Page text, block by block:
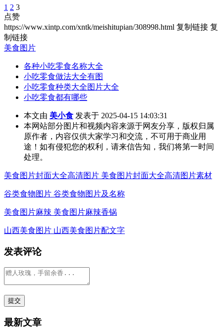
1 2 3
点赞
https://www.xintp.com/xntk/meishitupian/308998.html 复制链接 复
制链接
美食图片
各种小吃零食名称大全
小吃零食做法大全有图
小吃零食种类大全图片大全
小吃零食都有哪些
本文由 美小食 发表于 2025-04-15 14:03:31
本网站部分图片和视频内容来源于网友分享，版权归属
原作者，内容仅供大家学习和交流，不可用于商业用
途！如有侵犯您的权利，请来信告知，我们将第一时间
处理。
美食图片封面大全高清图片 美食图片封面大全高清图片素材
谷类食物图片 谷类食物图片及名称
美食图片麻辣 美食图片麻辣香锅
山西美食图片 山西美食图片配文字
发表评论
最新文章